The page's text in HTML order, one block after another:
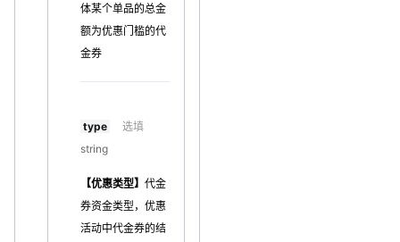
体某个单品的总金
额为优惠门槛的代
金券
type
选填
string
【优惠类型】 代金
券资金类型，优惠
活动中代金券的结